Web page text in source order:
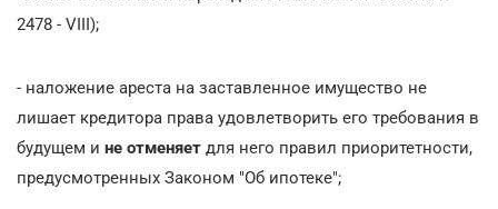
2478 - VIII);
- наложение ареста на заставленное имущество не
лишает кредитора права удовлетворить его требования в
будущем и не отменяет для него правил приоритетности,
предусмотренных Законом "Об ипотеке";